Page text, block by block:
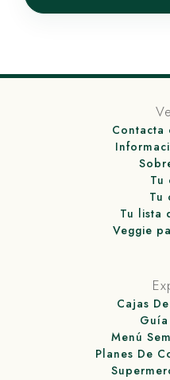
Contacta
Tu
Tu
Tu lista
Veggie
Cajas
Menú
Planes De